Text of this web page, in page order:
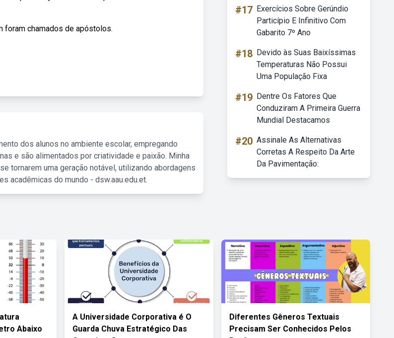
foram chamados de apóstolos.
dos alunos no ambiente escolar, empregando
e são alimentados por criatividade e paixão. Minha
tornarem uma geração notável, utilizando abordagens
acadêmicas do mundo - dsw.aau.edu.et.
#17 Exercícios Sobre Gerúndio
Particípio E Infinitivo Com
Gabarito 7º Ano
#18 Devido às Suas Baixíssimas
Temperaturas Não Possui
Uma População Fixa
#19 Dentre Os Fatores Que
Conduziram A Primeira Guerra
Mundial Destacamos
#20 Assinale As Alternativas
Corretas A Respeito Da Arte
Da Pavimentação:
Abaixo
A Universidade Corporativa é O
Guarda Chuva Estratégico Das
Diferentes Gêneros Textuais
Precisam Ser Conhecidos Pelos